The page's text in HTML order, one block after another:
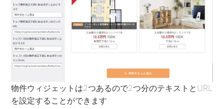
物件ウィジェットは2つあるので2つ分のテキストとURL
を設定することができます